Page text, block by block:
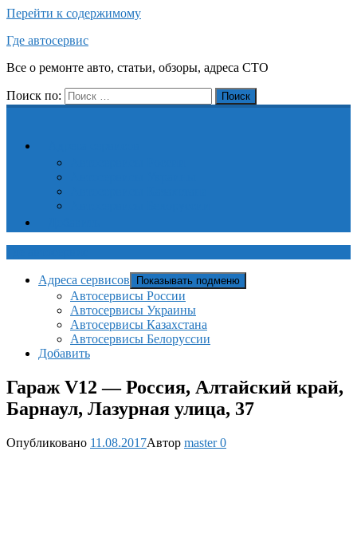
Перейти к содержимому
Где автосервис
Все о ремонте авто, статьи, обзоры, адреса СТО
Поиск по: Поиск
Адреса сервисов Показывать подменю
Автосервисы России
Автосервисы Украины
Автосервисы Казахстана
Автосервисы Белоруссии
Добавить
Гараж V12 — Россия, Алтайский край,
Барнаул, Лазурная улица, 37
Опубликовано 11.08.2017Автор master0